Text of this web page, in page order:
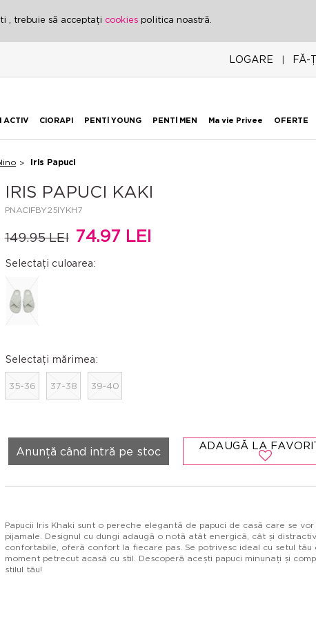
, trebuie să acceptați cookies politica noastră.
LOGARE | FĂ-
ACTIV CIORAPI PENTİ YOUNG PENTİ MEN Ma vie Privee OFERTE
Iris Papuci
IRIS PAPUCI KAKI
PNACIFBY25IYKH7
149.95 LEI 74.97 LEI
Selectați culoarea:
Selectați mărimea:
35-36 37-38 39-40
Anunță când intră pe stoc ADAUGĂ LA
Papucii Iris Khaki sunt o pereche elegantă de papuci de casă care se
pijamale. Designul cu dungi adaugă o notă atât energică, cât și
confortabile, oferă confort la fiecare pas. Se potrivesc ideal cu setul
moment petrecut acasă cu stil. Descoperă acești papuci minunați și
stilul tău!